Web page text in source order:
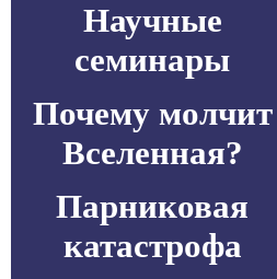
Научные
семинары
Почему молчит
Вселенная?
Парниковая
катастрофа